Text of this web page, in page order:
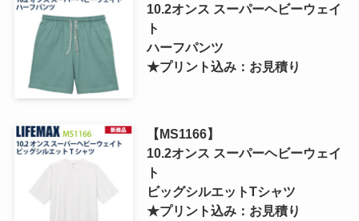
10.2オンス スーパーヘビーウェイ
ト
ハーフパンツ
★プリント込み：お見積り
【MS1166】
10.2オンス スーパーヘビーウェイ
ト
ビッグシルエットTシャツ
★プリント込み：お見積り